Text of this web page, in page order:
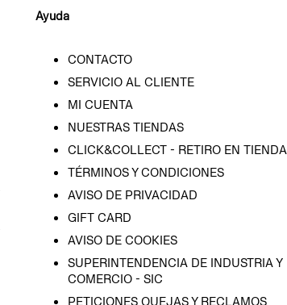
Ayuda
CONTACTO
SERVICIO AL CLIENTE
MI CUENTA
NUESTRAS TIENDAS
CLICK&COLLECT - RETIRO EN TIENDA
TÉRMINOS Y CONDICIONES
AVISO DE PRIVACIDAD
GIFT CARD
AVISO DE COOKIES
SUPERINTENDENCIA DE INDUSTRIA Y
COMERCIO - SIC
PETICIONES QUEJAS Y RECLAMOS